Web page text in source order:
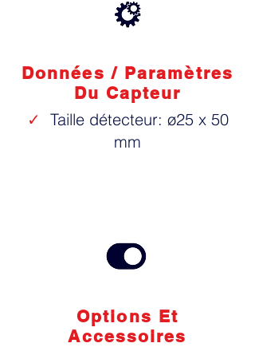
Données / Paramètres
Du Capteur
✓ Taille détecteur: ø25 x 50
mm
Options Et
Accessoires